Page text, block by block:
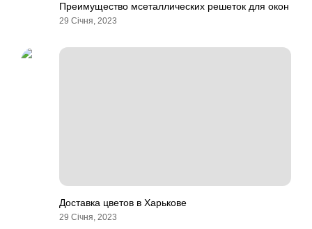
Преимущество мсеталлических решеток для окон
29 Січня, 2023
Доставка цветов в Харькове
29 Січня, 2023